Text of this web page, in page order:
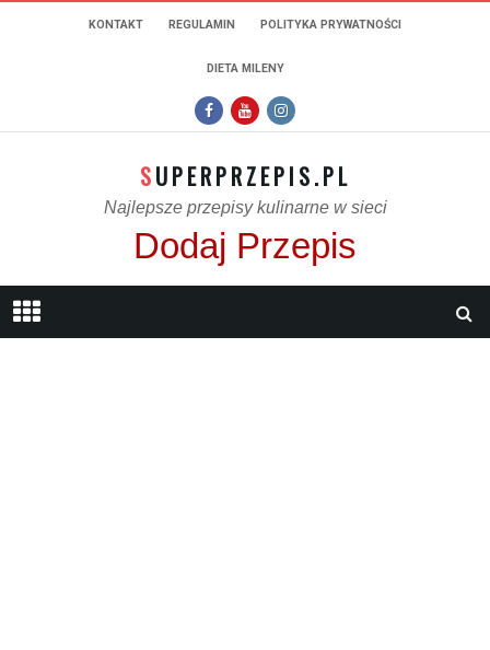
KONTAKT REGULAMIN POLITYKA PRYWATNOŚCI
DIETA MILENY
SUPERPRZEPIS.PL
Najlepsze przepisy kulinarne w sieci
Dodaj Przepis